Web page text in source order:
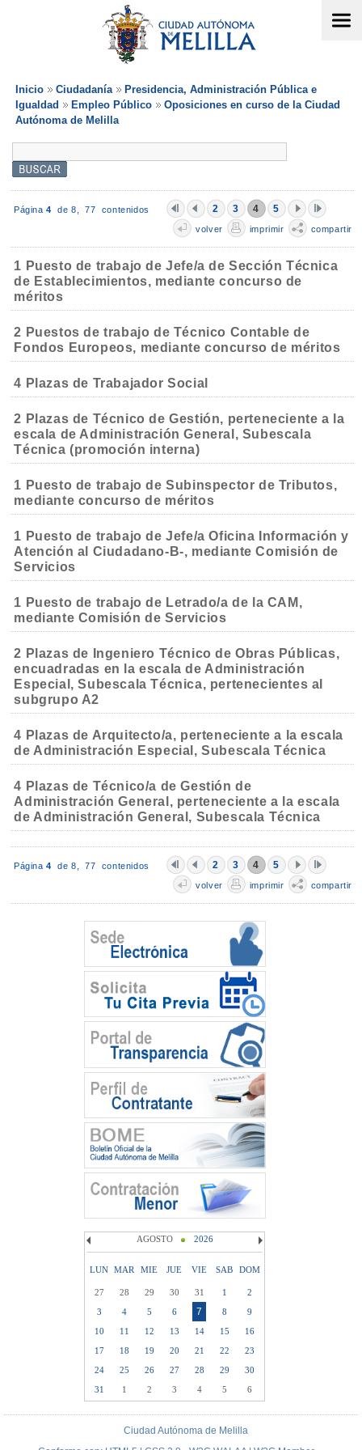
Inicio Ciudadanía
Presidencia, Administración Pública e
Igualdad
Empleo Público
Oposiciones en curso de la Ciudad
Autónoma de Melilla
Página 4 de 8,77 contenidos 2 3 4 5
volver imprimir compartir
1 Puesto de trabajo de Jefe/a de Sección Técnica
de Establecimientos, mediante concurso de
méritos
2 Puestos de trabajo de Técnico Contable de
Fondos Europeos, mediante concurso de méritos
4 Plazas de Trabajador Social
2 Plazas de Técnico de Gestión, perteneciente a la
escala de Administración General, Subescala
Técnica (promoción interna)
1 Puesto de trabajo de Subinspector de Tributos,
mediante concurso de méritos
1 Puesto de trabajo de Jefe/a Oficina Información y
Atención al Ciudadano-B-, mediante Comisión de
Servicios
1 Puesto de trabajo de Letrado/a de la CAM,
mediante Comisión de Servicios
2 Plazas de Ingeniero Técnico de Obras Públicas,
encuadradas en la escala de Administración
Especial, Subescala Técnica, pertenecientes al
subgrupo A2
4 Plazas de Arquitecto/a, perteneciente a la escala
de Administración Especial, Subescala Técnica
4 Plazas de Técnico/a de Gestión de
Administración General, perteneciente a la escala
de Administración General, Subescala Técnica
Página 4 de 8,77 contenidos 2 3 4 5
volver imprimir compartir
AGOSTO 2026
LUN MAR MIE JUE VIE SAB DOM
27 28 29 30 31 1
2
3
4 5 6 7 8
9
10
11 12 13 14 15
16
17
18 19 20 21 22
23
24
25 26 27 28 29
30
31
1 2 3 4 5 6
Ciudad Autónoma de Melilla